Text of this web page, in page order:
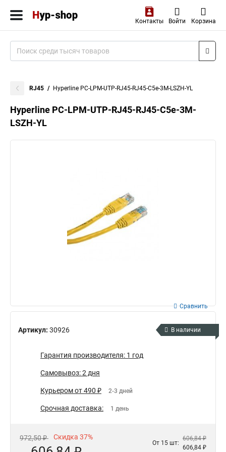
Контакты Войти Корзина
RJ45 Hyperline PC-LPM-UTP-RJ45-RJ45-C5e-3M-LSZH-YL
Hyperline PC-LPM-UTP-RJ45-RJ45-C5e-3M-
LSZH-YL
Артикул: 30926
Сравнить
В наличии
Гарантия производителя: 1 год
Самовывоз: 2 дня
Курьером от 490 ₽ 2-3 дней
Срочная доставка: 1 день
972,50 ₽ Скидка 37%
От 15 шт:
606,84 ₽
606,84 ₽